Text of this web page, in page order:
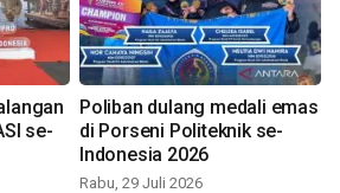
se-
Poliban dulang medali emas
di Porseni Politeknik se-
Indonesia 2026
Rabu, 29 Juli 2026